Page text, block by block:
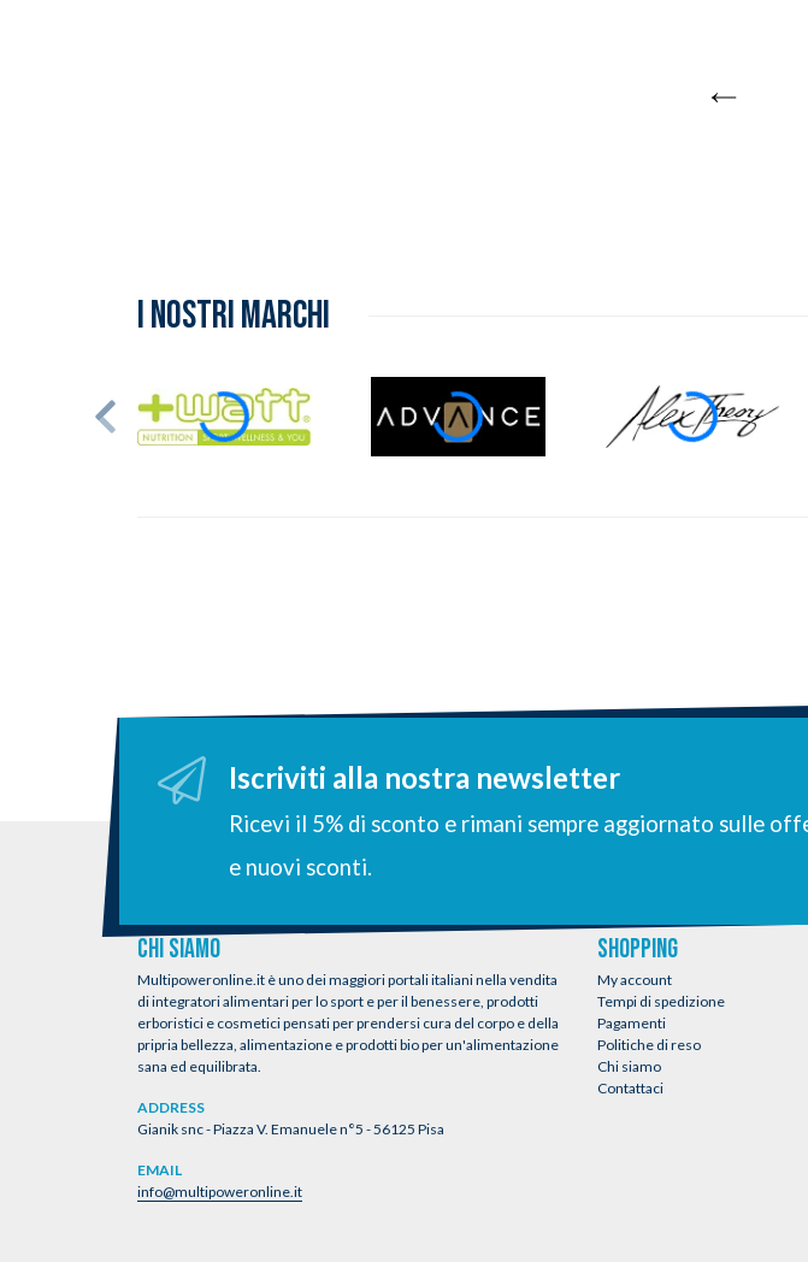
I NOSTRI MARCHI
Iscriviti alla nostra newsletter
Ricevi il 5% di sconto e rimani sempre aggiornato sulle
e nuovi sconti.
CHI SIAMO
Multipoweronline.it è uno dei maggiori portali italiani nella vendita
di integratori alimentari per lo sport e per il benessere, prodotti
erboristici e cosmetici pensati per prendersi cura del corpo e della
pripria bellezza, alimentazione e prodotti bio per un'alimentazione
sana ed equilibrata.
ADDRESS
Gianik snc - Piazza V. Emanuele n°5 - 56125 Pisa
EMAIL
info@multipoweronline.it
SHOPPING
My account
Tempi di spedizione
Pagamenti
Politiche di reso
Chi siamo
Contattaci